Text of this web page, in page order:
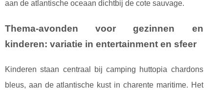
aan de atlantische oceaan dichtbij de cote sauvage.
Thema-avonden voor gezinnen en
kinderen: variatie in entertainment en sfeer
Kinderen staan centraal bij camping huttopia chardons
bleus, aan de atlantische kust in charente maritime. Het